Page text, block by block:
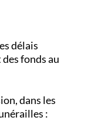
délais
fonds au
dans les
: